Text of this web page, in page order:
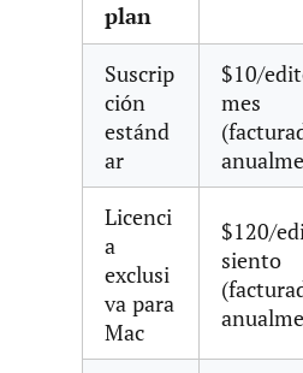
plan
Suscrip
ción
estánd
ar
$10/
mes
Licenci
a
exclusi
va para
Mac
$120/
siento